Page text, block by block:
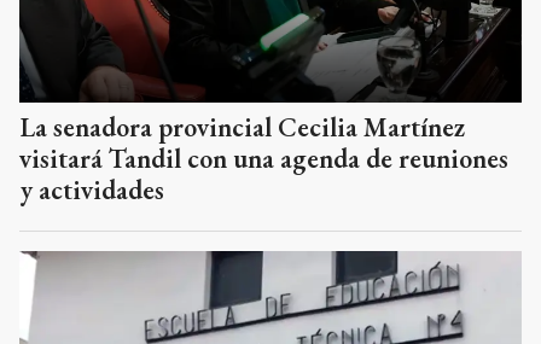
La senadora provincial Cecilia Martínez
visitará Tandil con una agenda de reuniones
y actividades